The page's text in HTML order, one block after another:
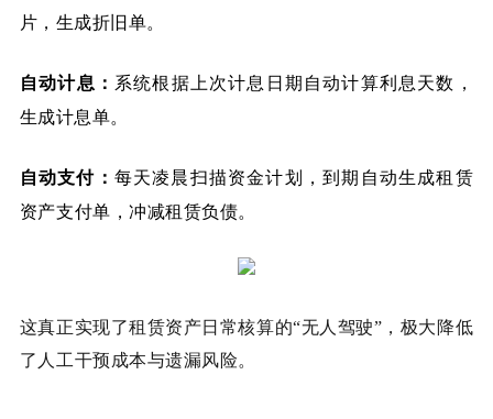
片，生成折旧单。
自动计息 ： 系统根据上次计息日期自动计算利息天数，
生成计息单。
自动支付 ： 每天凌晨扫描资金计划，到期自动生成租赁
资产支付单，冲减租赁负债。
这真正实现了租赁资产日常核算的“无人驾驶”，极大降低
了人工干预成本与遗漏风险。